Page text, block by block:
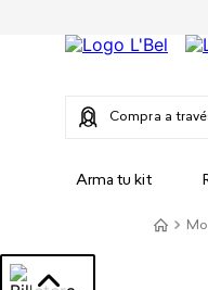
Compra a
Arma tu kit